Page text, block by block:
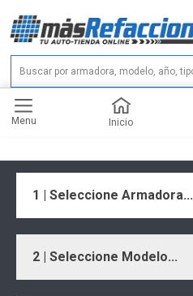
Menu Inicio
1 | Seleccione Armadora...
2 | Seleccione Modelo...